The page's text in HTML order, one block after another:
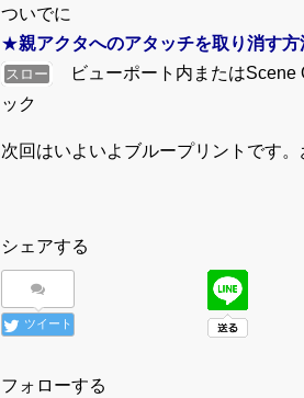
ついでに
★親アクタへのアタッチを取り消す方
スロー
ビューポート内またはScene
ック
次回はいよいよブループリントです。
シェアする
ツイート
フォローする